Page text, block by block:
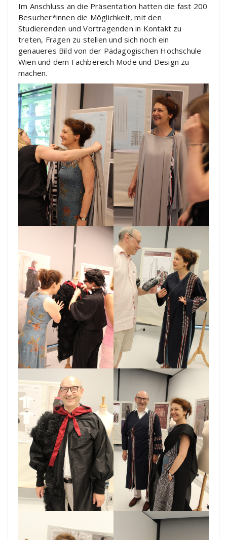
Im Anschluss an die Präsentation hatten die fast 200
Besucher*innen die Möglichkeit, mit den
Studierenden und Vortragenden in Kontakt zu
treten, Fragen zu stellen und sich noch ein
genaueres Bild von der Pädagogischen Hochschule
Wien und dem Fachbereich Mode und Design zu
machen.